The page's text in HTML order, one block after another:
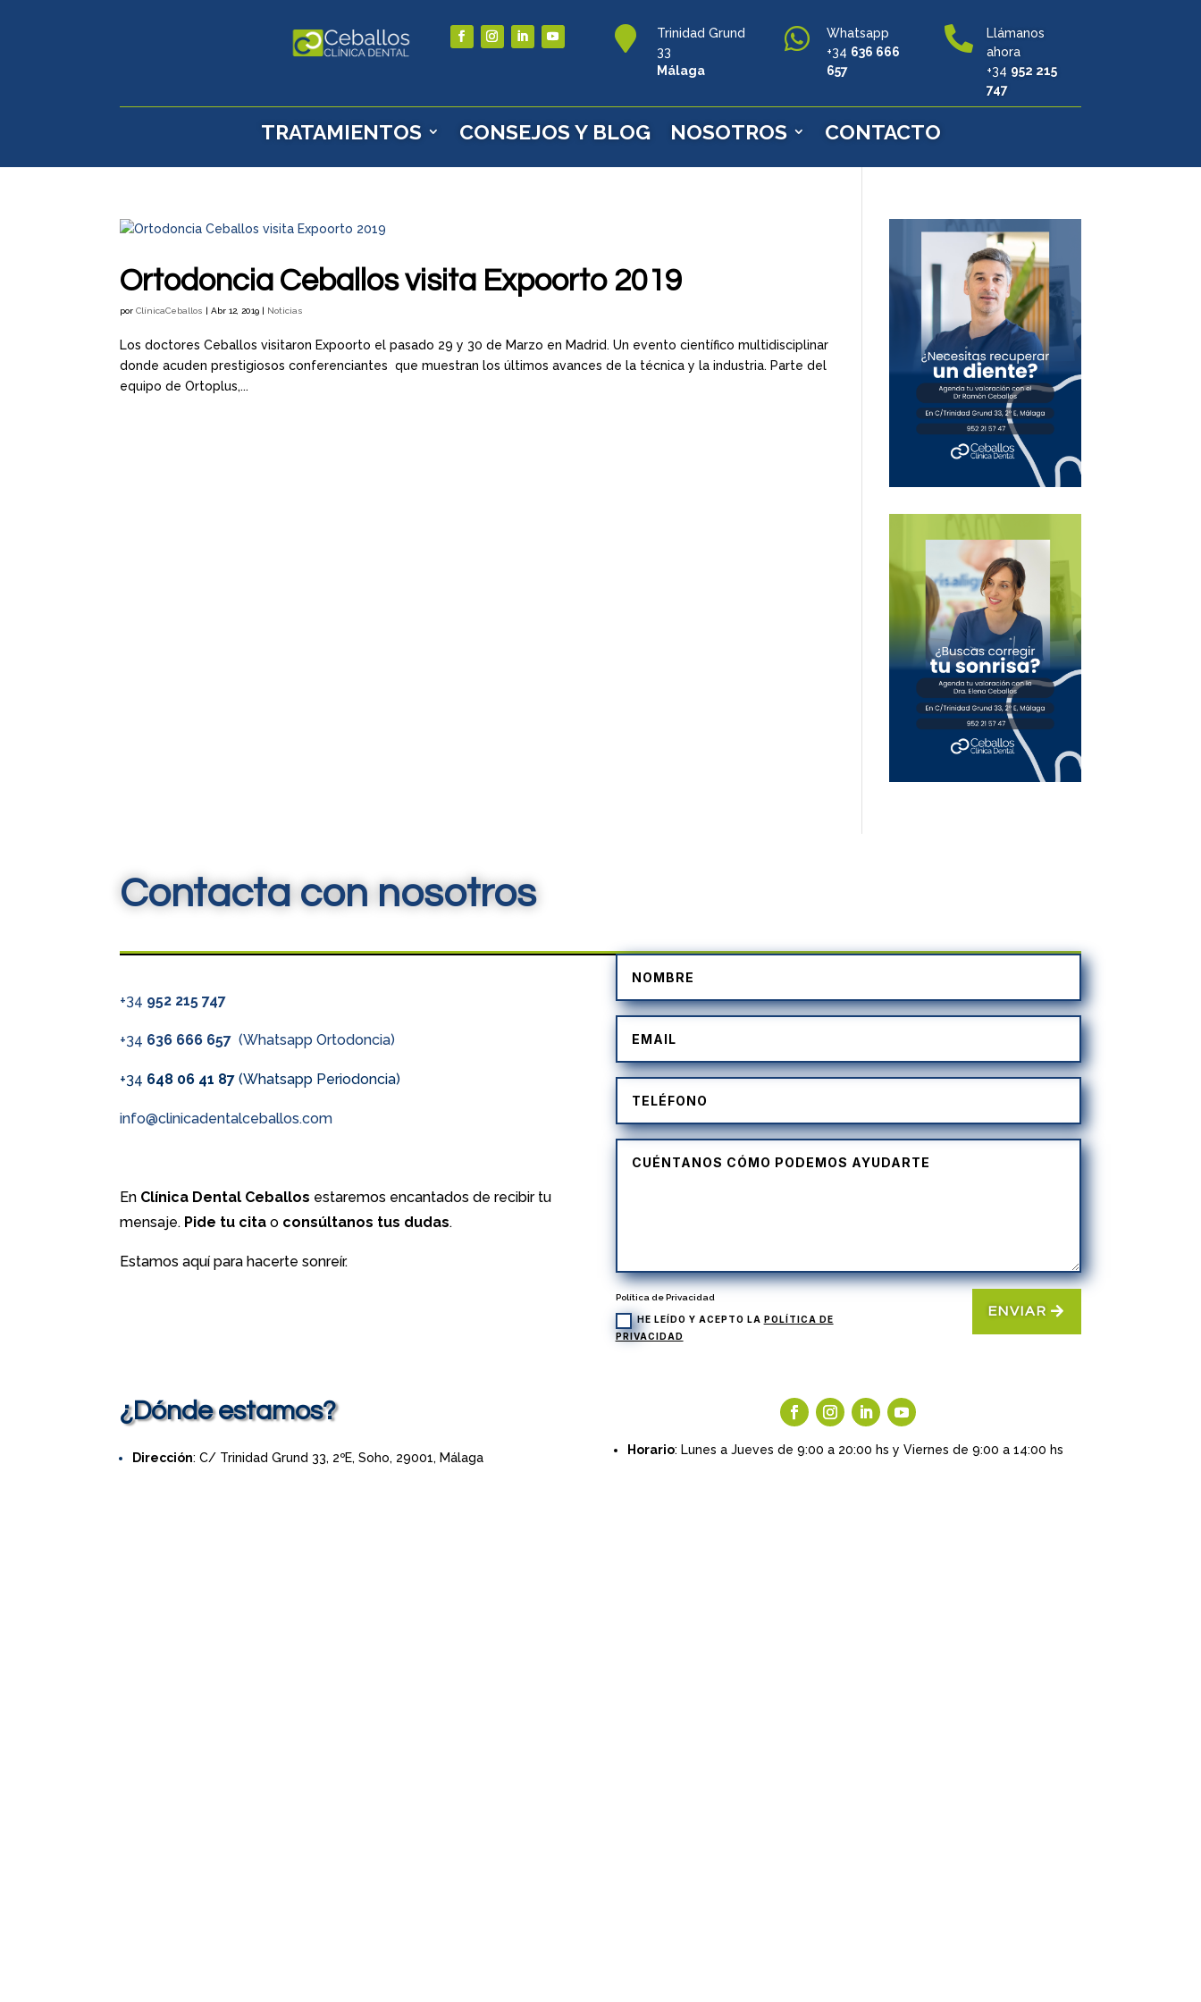

Trinidad Grund
33
Málaga

Whatsapp
+34 636 666
657

Llámanos
ahora
+34 952 215
747
TRATAMIENTOS CONSEJOS Y BLOG NOSOTROS CONTACTO
Ortodoncia Ceballos visita Expoorto 2019
porClínicaCeballos |Abr 12, 2019 | Noticias
Los doctores Ceballos visitaron Expoorto el pasado 29 y 30 de Marzo en Madrid. Un evento científico multidisciplinar
donde acuden prestigiosos conferenciantes que muestran los últimos avances de la técnica y la industria. Parte del
equipo de Ortoplus,...
Contacta con nosotros
+34 952 215 747
+34 636 666 657(Whatsapp Ortodoncia)
+34 648 06 41 87 (Whatsapp Periodoncia)
info@clinicadentalceballos.com
En Clínica Dental Ceballos estaremos encantados de recibir tu
mensaje. Pide tu cita o consúltanos tus dudas.
Estamos aquí para hacerte sonreír.
Política de Privacidad
HE LEÍDO Y ACEPTO LA POLÍTICA DE
PRIVACIDAD
ENVIAR
¿Dónde estamos?
Dirección: C/ Trinidad Grund 33, 2ºE, Soho, 29001, Málaga
Horario: Lunes a Jueves de 9:00 a 20:00 hs y Viernes de 9:00 a 14:00 hs